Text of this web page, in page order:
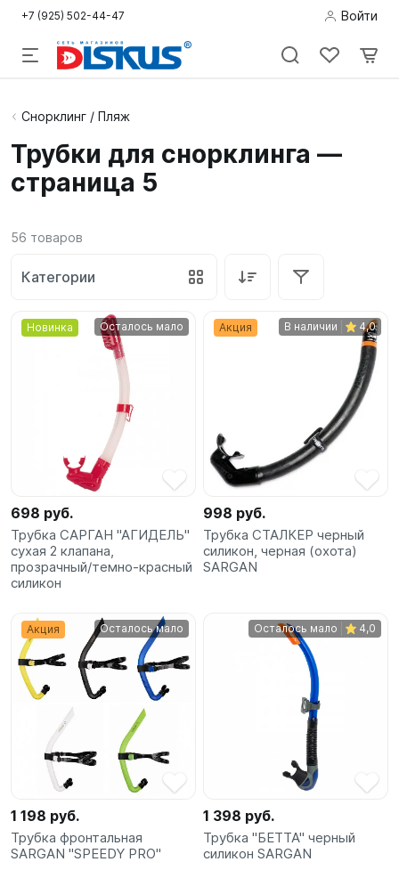
+7 (925) 502-44-47 Войти
Подводная
Дайвинг
Пляж
Фридайвинг
Детям
Подарочные
Бренды
Снорклинг / Пляж
Трубки для снорклинга —
страница 5
56 товаров
Категории
Новинка Осталось мало
698 руб.
Трубка САРГАН "АГИДЕЛЬ"
сухая 2 клапана,
прозрачный/темно-красный
силикон
Акция В наличии 4,0
998 руб.
Трубка СТАЛКЕР черный
силикон, черная (охота)
SARGAN
Акция Осталось мало
1 198 руб.
Трубка фронтальная
SARGAN "SPEEDY PRO"
Осталось мало 4,0
1 398 руб.
Трубка "БЕТТА" черный
силикон SARGAN